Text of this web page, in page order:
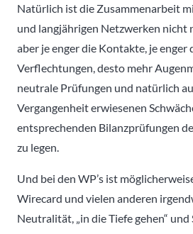
Natürlich ist die Zusammenarbeit
und langjährigen Netzwerken nicht
aber je enger die Kontakte, je
Verflechtungen, desto mehr
neutrale Prüfungen und natürlich
Vergangenheit erwiesenen
entsprechenden Bilanzprüfungen
zu legen.
Und bei den WP’s ist
Wirecard und vielen anderen
Neutralität, „in die Tiefe gehen“